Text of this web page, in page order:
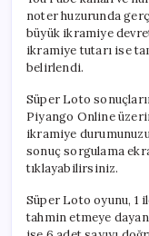
noter huzurunda
büyük ikramiye
ikramiye tutarı ise
belirlendi.
Süper Loto
Piyango Online
ikramiye
sonuç sorgulama
tıklayabilirsiniz.
Süper Loto oyunu, 1
tahmin etmeye